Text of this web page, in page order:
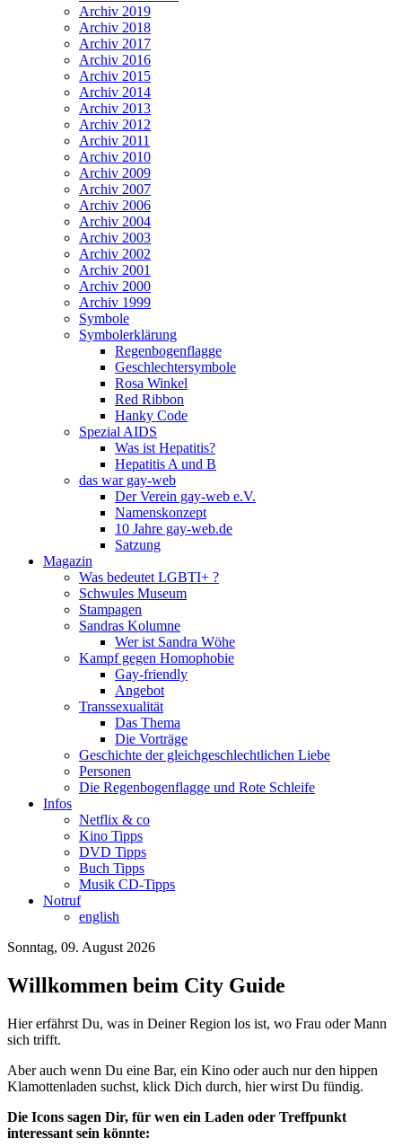
Archiv 2019
Archiv 2018
Archiv 2017
Archiv 2016
Archiv 2015
Archiv 2014
Archiv 2013
Archiv 2012
Archiv 2011
Archiv 2010
Archiv 2009
Archiv 2007
Archiv 2006
Archiv 2004
Archiv 2003
Archiv 2002
Archiv 2001
Archiv 2000
Archiv 1999
Symbole
Symbolerklärung
Regenbogenflagge
Geschlechtersymbole
Rosa Winkel
Red Ribbon
Hanky Code
Spezial AIDS
Was ist Hepatitis?
Hepatitis A und B
das war gay-web
Der Verein gay-web e.V.
Namenskonzept
10 Jahre gay-web.de
Satzung
Magazin
Was bedeutet LGBTI+ ?
Schwules Museum
Stampagen
Sandras Kolumne
Wer ist Sandra Wöhe
Kampf gegen Homophobie
Gay-friendly
Angebot
Transsexualität
Das Thema
Die Vorträge
Geschichte der gleichgeschlechtlichen Liebe
Personen
Die Regenbogenflagge und Rote Schleife
Infos
Netflix & co
Kino Tipps
DVD Tipps
Buch Tipps
Musik CD-Tipps
Notruf
english
Sonntag, 09. August 2026
Willkommen beim City Guide
Hier erfährst Du, was in Deiner Region los ist, wo Frau oder Mann
sich trifft.
Aber auch wenn Du eine Bar, ein Kino oder auch nur den hippen
Klamottenladen suchst, klick Dich durch, hier wirst Du fündig.
Die Icons sagen Dir, für wen ein Laden oder Treffpunkt
interessant sein könnte: